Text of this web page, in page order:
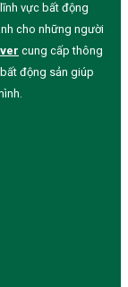
vực bất động
cho những người
cung cấp thông
động sản giúp